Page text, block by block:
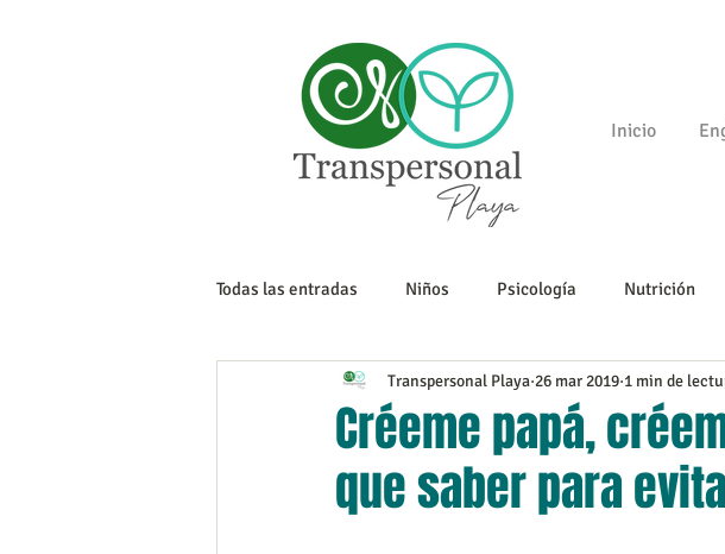
Inicio
Todas las entradas Niños Psicología Nutrición
Sexualidad Tanatología Psicomotricidad
Adolescencia Trabajo
Créeme papá,
que saber para
Transpersonal Playa 26 mar 2019 1 min de